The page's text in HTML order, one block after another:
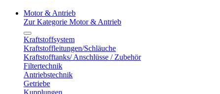
Motor & Antrieb
Zur Kategorie Motor & Antrieb
Kraftstoffsystem
Kraftstoffleitungen/Schläuche
Kraftstofftanks/ Anschlüsse / Zubehör
Filtertechnik
Antriebstechnik
Getriebe
Kupplungen